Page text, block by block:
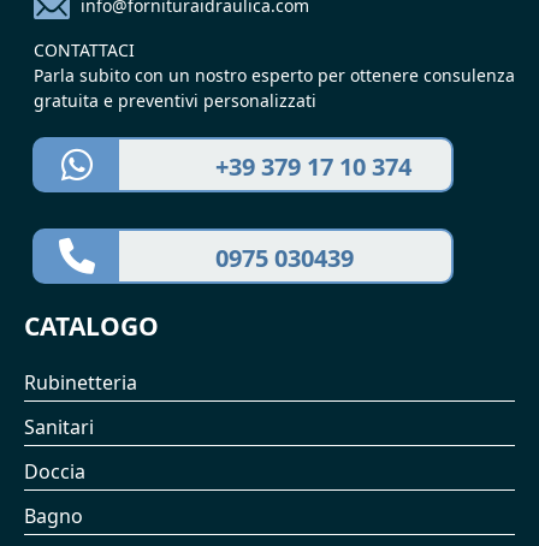
info@fornituraidraulica.com
CONTATTACI
Parla subito con un nostro esperto per ottenere consulenza
gratuita e preventivi personalizzati
+39 379 17 10 374
0975 030439
CATALOGO
Rubinetteria
Sanitari
Doccia
Bagno